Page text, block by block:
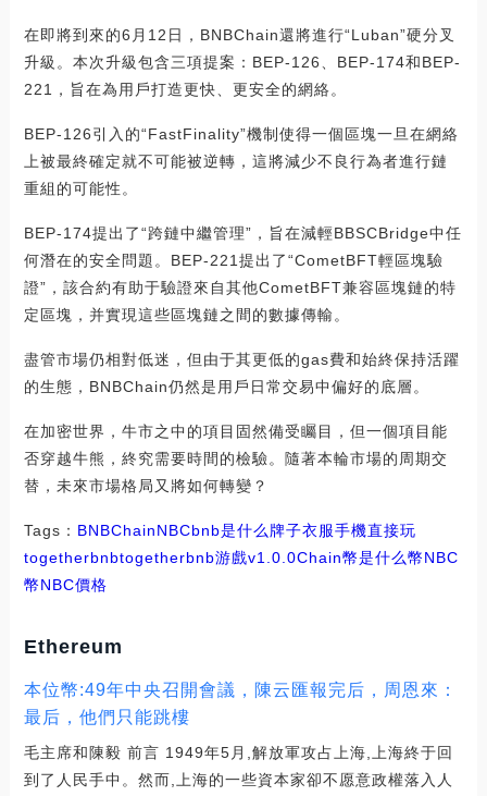
在即將到來的6月12日，BNBChain還將進行“Luban”硬分叉
升級。本次升級包含三項提案：BEP-126、BEP-174和BEP-
221，旨在為用戶打造更快、更安全的網絡。
BEP-126引入的“FastFinality”機制使得一個區塊一旦在網絡
上被最終確定就不可能被逆轉，這將減少不良行為者進行鏈
重組的可能性。
BEP-174提出了“跨鏈中繼管理”，旨在減輕BBSCBridge中任
何潛在的安全問題。BEP-221提出了“CometBFT輕區塊驗
證”，該合約有助于驗證來自其他CometBFT兼容區塊鏈的特
定區塊，并實現這些區塊鏈之間的數據傳輸。
盡管市場仍相對低迷，但由于其更低的gas費和始終保持活躍
的生態，BNBChain仍然是用戶日常交易中偏好的底層。
在加密世界，牛市之中的項目固然備受矚目，但一個項目能
否穿越牛熊，終究需要時間的檢驗。隨著本輪市場的周期交
替，未來市場格局又將如何轉變？
Tags： BNBChainNBCbnb是什么牌子衣服手機直接玩
togetherbnbtogetherbnb游戲v1.0.0Chain幣是什么幣NBC
幣NBC價格
Ethereum
本位幣:49年中央召開會議，陳云匯報完后，周恩來：
最后，他們只能跳樓
毛主席和陳毅 前言 1949年5月,解放軍攻占上海,上海終于回
到了人民手中。然而,上海的一些資本家卻不愿意政權落入人